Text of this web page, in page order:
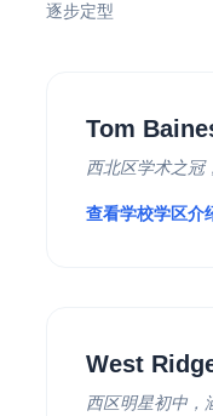
逐步定型
Tom
西北区学术之冠
查看学校学区介
West
西区明星初中，